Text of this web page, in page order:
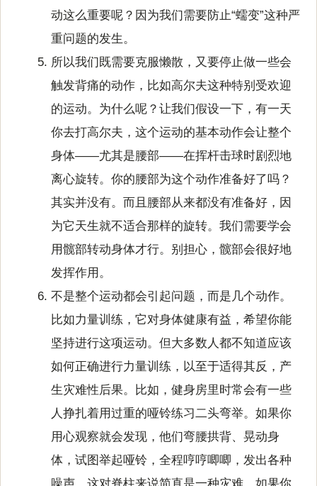
动这么重要呢？因为我们需要防止“蠕变”这种严
重问题的发生。
所以我们既需要克服懒散，又要停止做一些会
触发背痛的动作，比如高尔夫这种特别受欢迎
的运动。为什么呢？让我们假设一下，有一天
你去打高尔夫，这个运动的基本动作会让整个
身体——尤其是腰部——在挥杆击球时剧烈地
离心旋转。你的腰部为这个动作准备好了吗？
其实并没有。而且腰部从来都没有准备好，因
为它天生就不适合那样的旋转。我们需要学会
用髋部转动身体才行。别担心，髋部会很好地
发挥作用。
不是整个运动都会引起问题，而是几个动作。
比如力量训练，它对身体健康有益，希望你能
坚持进行这项运动。但大多数人都不知道应该
如何正确进行力量训练，以至于适得其反，产
生灾难性后果。比如，健身房里时常会有一些
人挣扎着用过重的哑铃练习二头弯举。如果你
用心观察就会发现，他们弯腰拱背、晃动身
体，试图举起哑铃，全程哼哼唧唧，发出各种